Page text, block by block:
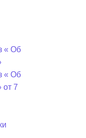
« Об
« Об
от 7